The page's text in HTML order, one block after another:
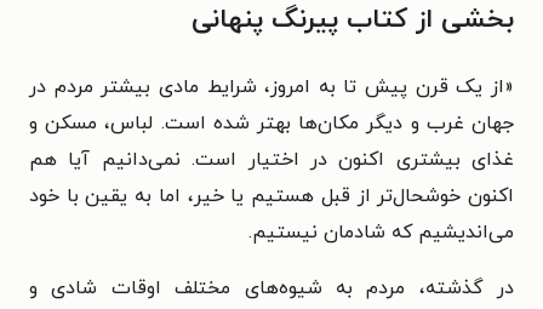
بخشی از کتاب پیرنگ پنهانی
«از یک قرن پیش تا به امروز، شرایط مادی بیشتر مردم در
جهان غرب و دیگر مکان‌ها بهتر شده است. لباس، مسکن و
غذای بیشتری اکنون در اختیار است. نمی‌دانیم آیا هم
اکنون خوشحال‌تر از قبل هستیم یا خیر، اما به یقین با خود
می‌اندیشیم که شادمان نیستیم.
در گذشته، مردم به شیوه‌های مختلف اوقات شادی و